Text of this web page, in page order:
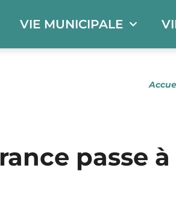
VIE MUNICIPALE
passe